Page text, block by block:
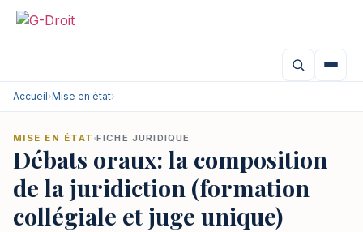
Accueil›Mise en état›
MISE EN ÉTAT FICHE JURIDIQUE
Débats oraux: la composition
de la juridiction (formation
collégiale et juge unique)